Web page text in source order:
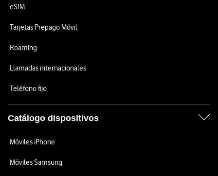
eSIM
Tarjetas Prepago Móvil
Roaming
Llamadas internacionales
Teléfono fijo
Catálogo dispositivos
Móviles iPhone
Móviles Samsung